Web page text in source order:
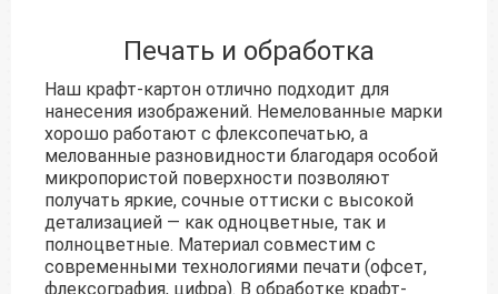
Печать и обработка
Наш крафт-картон отлично подходит для
нанесения изображений. Немелованные марки
хорошо работают с флексопечатью, а
мелованные разновидности благодаря особой
микропористой поверхности позволяют
получать яркие, сочные оттиски с высокой
детализацией — как одноцветные, так и
полноцветные. Материал совместим с
современными технологиями печати (офсет,
флексография, цифра). В обработке крафт-